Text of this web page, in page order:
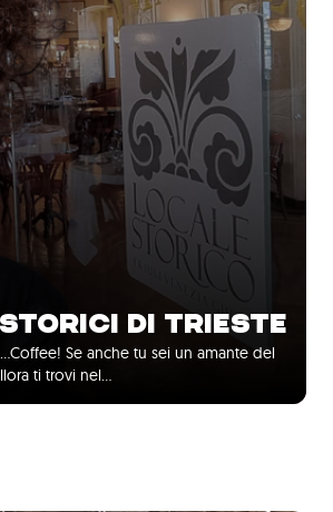
DI TRIESTE
Se anche tu sei un amante del
ti trovi nel...